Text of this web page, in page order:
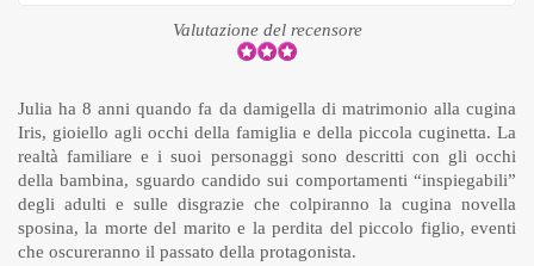
Valutazione del recensore
Julia ha 8 anni quando fa da damigella di matrimonio alla cugina
Iris, gioiello agli occhi della famiglia e della piccola cuginetta. La
realtà familiare e i suoi personaggi sono descritti con gli occhi
della bambina, sguardo candido sui comportamenti “inspiegabili”
degli adulti e sulle disgrazie che colpiranno la cugina novella
sposina, la morte del marito e la perdita del piccolo figlio, eventi
che oscureranno il passato della protagonista.